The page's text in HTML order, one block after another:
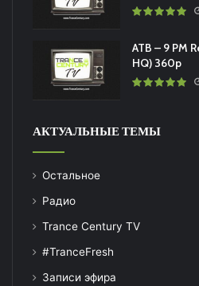
ATB – 9 PM
HQ) 360p
АКТУАЛЬНЫЕ ТЕМЫ
Остальное
Радио
Trance Century TV
#TranceFresh
Записи эфира